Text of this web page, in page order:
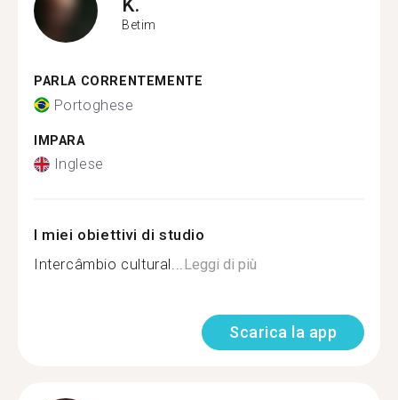
Betim
PARLA CORRENTEMENTE
Portoghese
IMPARA
Inglese
I miei obiettivi di studio
Intercâmbio cultural...Leggi di più
Scarica la app